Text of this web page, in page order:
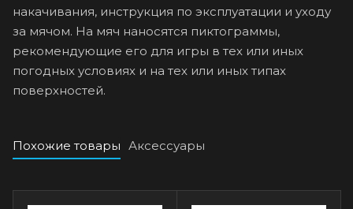
накачивания, инструкция по эксплуатации и уходу
за мячом. На мяч наносятся пиктограммы,
рекомендующие его для игры в тех или иных
погодных условиях и на тех или иных типах
поверхностей.
Похожие товары Аксессуары